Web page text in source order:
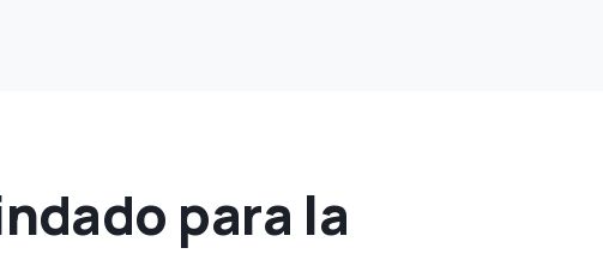
para la